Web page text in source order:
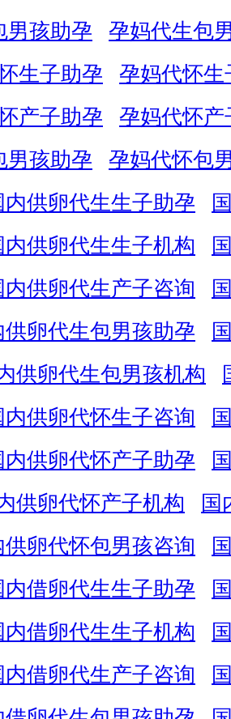
男孩助孕
孕妈代生包
生子助孕
孕妈代怀生
产子助孕
孕妈代怀产
男孩助孕
孕妈代怀包
内供卵代生生子助孕
内供卵代生生子机构
内供卵代生产子咨询
供卵代生包男孩助孕
供卵代生包男孩机构
内供卵代怀生子咨询
内供卵代怀产子助孕
供卵代怀产子机构
国
供卵代怀包男孩咨询
内借卵代生生子助孕
内借卵代生生子机构
内借卵代生产子咨询